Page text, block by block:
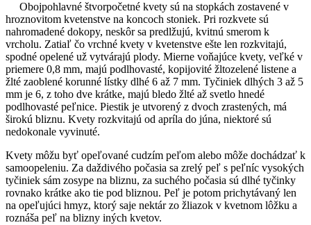
Obojpohlavné štvorpočetné kvety sú na stopkách zostavené v
hroznovitom kvetenstve na koncoch stoniek. Pri rozkvete sú
nahromadené dokopy, neskôr sa predlžujú, kvitnú smerom k
vrcholu. Zatiaľ čo vrchné kvety v kvetenstve ešte len rozkvitajú,
spodné opelené už vytvárajú plody. Mierne voňajúce kvety, veľké v
priemere 0,8 mm, majú podlhovasté, kopijovité žltozelené listene a
žlté zaoblené korunné lístky dlhé 6 až 7 mm. Tyčiniek dlhých 3 až 5
mm je 6, z toho dve krátke, majú bledo žlté až svetlo hnedé
podlhovasté peľnice. Piestik je utvorený z dvoch zrastených, má
širokú bliznu. Kvety rozkvitajú od apríla do júna, niektoré sú
nedokonale vyvinuté.
Kvety môžu byť opeľované cudzím peľom alebo môže dochádzať k
samoopeleniu. Za daždivého počasia sa zrelý peľ s peľníc vysokých
tyčiniek sám zosype na bliznu, za suchého počasia sú dlhé tyčinky
rovnako krátke ako tie pod bliznou. Peľ je potom prichytávaný len
na opeľujúci hmyz, ktorý saje nektár zo žliazok v kvetnom lôžku a
roznáša peľ na blizny iných kvetov.